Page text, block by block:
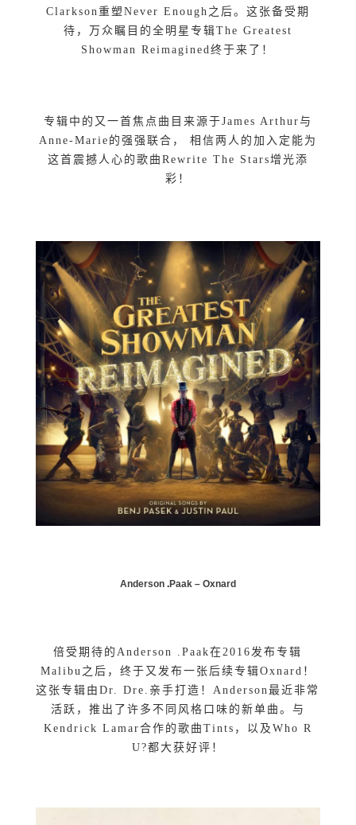
Clarkson重塑Never Enough之后。这张备受期
待，万众瞩目的全明星专辑The Greatest
Showman Reimagined终于来了！
专辑中的又一首焦点曲目来源于James Arthur与
Anne-Marie的强强联合， 相信两人的加入定能为
这首震撼人心的歌曲Rewrite The Stars增光添
彩！
Anderson .Paak – Oxnard
倍受期待的Anderson .Paak在2016发布专辑
Malibu之后，终于又发布一张后续专辑Oxnard！
这张专辑由Dr. Dre.亲手打造！Anderson最近非常
活跃，推出了许多不同风格口味的新单曲。与
Kendrick Lamar合作的歌曲Tints，以及Who R
U?都大获好评！